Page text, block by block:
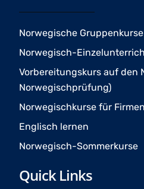
o
o
g
r
a
m
e
Norwegische Gruppenkurse
Norwegisch-
Vorbereitungskurs auf den
Norwegischprüfung)
Norwegischkurse für Firmen
Englisch lernen
Norwegisch-Sommerkurse
Quick Links